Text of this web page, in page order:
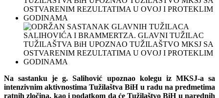
Na sastanku je g. Salihović upoznao kolegu iz MKSJ-а sa
intenzivnim aktivnostima Tužilaštva BiH u radu na predmetima
ratnih zločina, kao i podatkom da će Tužilaštvo BiH u narednih